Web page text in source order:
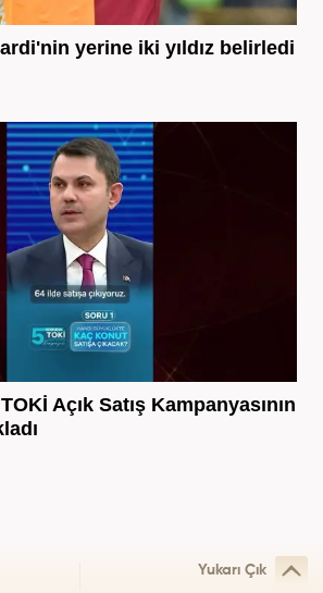
yerine iki yıldız belirledi
Açık Satış Kampanyasının
Yukarı Çık